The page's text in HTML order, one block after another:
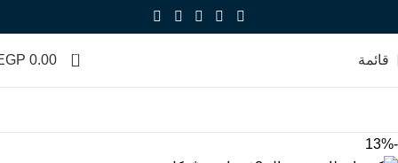
قائمة 0
0.00
-13%